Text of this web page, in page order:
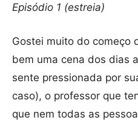
Episódio 1 (estreia)
Gostei muito do começo
bem uma cena dos dias
sente pressionada por
caso), o professor que
que nem todas as